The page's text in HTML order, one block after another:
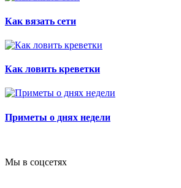
Как вязать сети
Как ловить креветки
Приметы о днях недели
Мы в соцсетях